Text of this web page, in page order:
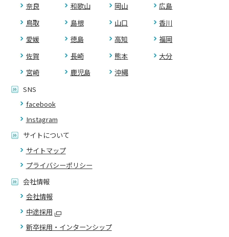
奈良
和歌山 岡山
広島
鳥取
島根 山口
香川
愛媛
徳島 高知
福岡
佐賀
長崎 熊本
大分
宮崎
鹿児島
沖縄
SNS
facebook
Instagram
サイトについて
サイトマップ
プライバシーポリシー
会社情報
会社情報
中途採用
新卒採用・インターンシップ